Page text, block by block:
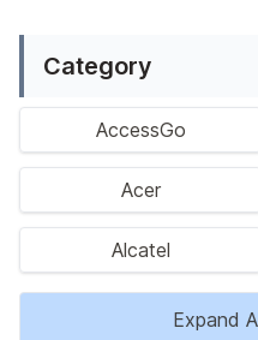
Category
AccessGo
Acer
Alcatel
Expand